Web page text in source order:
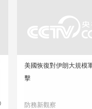
美國恢復對伊朗大規模
擊
防務新觀察